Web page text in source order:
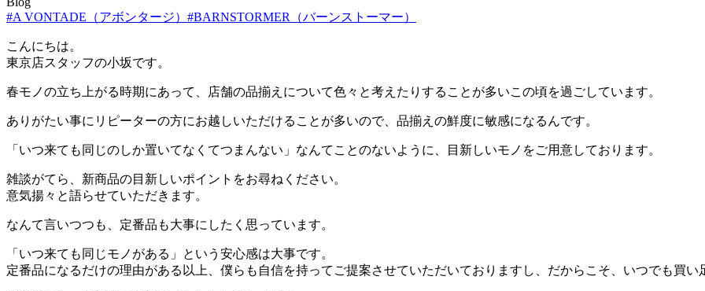
#A VONTADE（アボンタージ） #BARNSTORMER（バーンストーマー）
こんにちは。
東京店スタッフの小坂です。
春モノの立ち上がる時期にあって、店舗の品揃えについて色々と考えたりすることが多いこの頃を過ごしています。
ありがたい事にリピーターの方にお越しいただけることが多いので、品揃えの鮮度に敏感になるんです。
「いつ来ても同じのしか置いてなくてつまんない」なんてことのないように、目新しいモノをご用意しております。
雑談がてら、新商品の目新しいポイントをお尋ねください。
意気揚々と語らせていただきます。
なんて言いつつも、定番品も大事にしたく思っています。
「いつ来ても同じモノがある」という安心感は大事です。
定番品になるだけの理由がある以上、僕らも自信を持ってご提案させていただいておりますし、だからこそ、いつでも買